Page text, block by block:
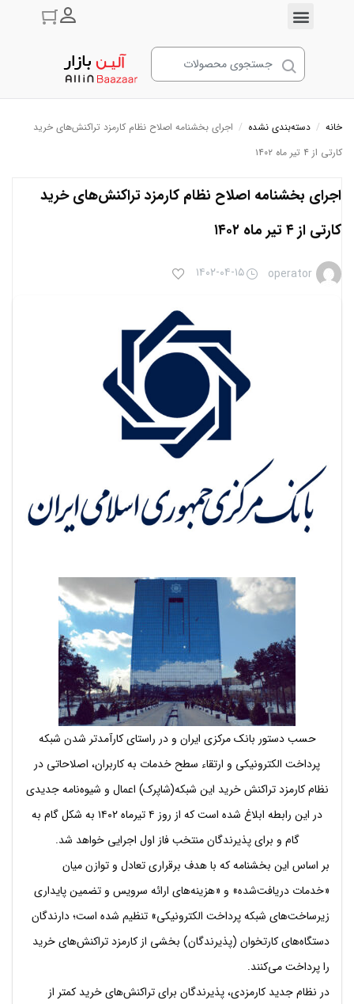
ورود به
خانه / دسته‌بندی نشده / اجرای بخشنامه اصلاح نظام کارمزد تراکنش‌های خرید
کارتی از ۴ تیر ماه ۱۴۰۲
اجرای بخشنامه اصلاح نظام کارمزد تراکنش‌های خرید
کارتی از ۴ تیر ماه ۱۴۰۲
operator ۱۴۰۲-۰۴-۱۵
حسب دستور بانک مرکزی ایران و در راستای کارآمدتر شدن شبکه
پرداخت الکترونیکی و ارتقاء سطح خدمات به کاربران، اصلاحاتی در
نظام کارمزد تراکنش‌ خرید این شبکه(شاپرک) اعمال و شیوه‌نامه جدیدی
در این رابطه ابلاغ شده است که از روز ۴ تیرماه ۱۴۰۲ به شکل گام به
گام و برای پذیرندگان منتخب فاز اول اجرایی خواهد شد.
بر اساس این بخشنامه که با هدف برقراری تعادل و توازن میان
«خدمات دریافت‌شده» و «هزینه‌های ارائه سرویس و تضمین پایداری
زیرساخت‌های شبکه پرداخت الکترونیکی» تنظیم شده است؛ دارندگان
دستگاه‌های کارتخوان (پذیرندگان) بخشی از کارمزد تراکنش‌های خرید
را پرداخت می‌کنند.
در نظام جدید کارمزدی، پذیرندگان برای تراکنش‌های خرید کمتر از